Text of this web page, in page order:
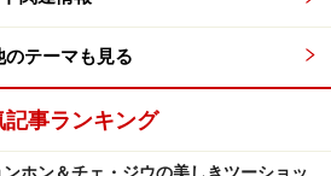
のテーマも見る
記事ランキング